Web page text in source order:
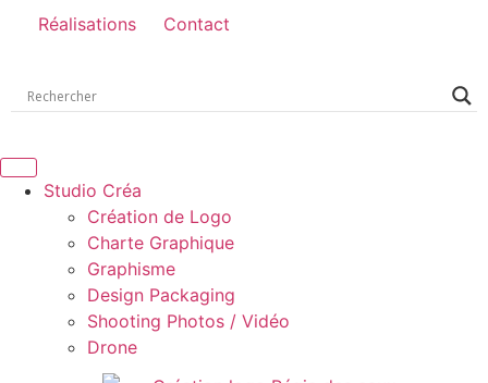
Réalisations Contact
Studio Créa
Création de Logo
Charte Graphique
Graphisme
Design Packaging
Shooting Photos / Vidéo
Drone